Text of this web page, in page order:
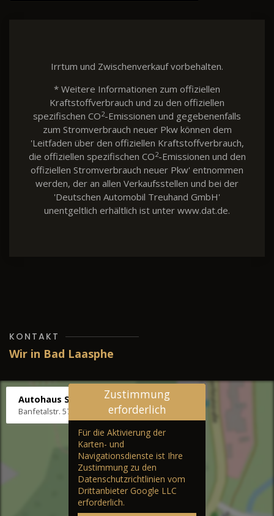
Irrtum und Zwischenverkauf vorbehalten.
* Weitere Informationen zum offiziellen
Kraftstoffverbrauch und zu den offiziellen
spezifischen CO2-Emissionen und gegebenenfalls
zum Stromverbrauch neuer Pkw können dem
'Leitfaden über den offiziellen Kraftstoffverbrauch,
die offiziellen spezifischen CO2-Emissionen und den
offiziellen Stromverbrauch neuer Pkw' entnommen
werden, der an allen Verkaufsstellen und bei der
'Deutschen Automobil Treuhand GmbH'
unentgeltlich erhältlich ist unter www.dat.de.
KONTAKT
Wir in Bad Laasphe
Autohaus Stenger
Banfetalstr. 57, 57334 Bad Laasphe
Zustimmung
erforderlich
Für die Aktivierung der
Karten- und
Navigationsdienste ist Ihre
Zustimmung zu den
Datenschutzrichtlinien vom
Drittanbieter Google LLC
erforderlich.